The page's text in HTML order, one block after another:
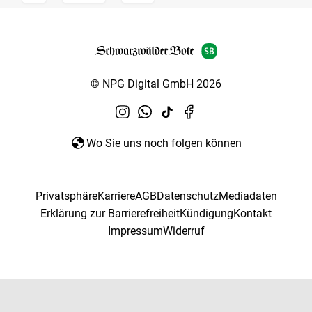
© NPG Digital GmbH 2026
Wo Sie uns noch folgen können
PrivatsphäreKarriereAGBDatenschutzMediadaten
Erklärung zur BarrierefreiheitKündigungKontakt
ImpressumWiderruf